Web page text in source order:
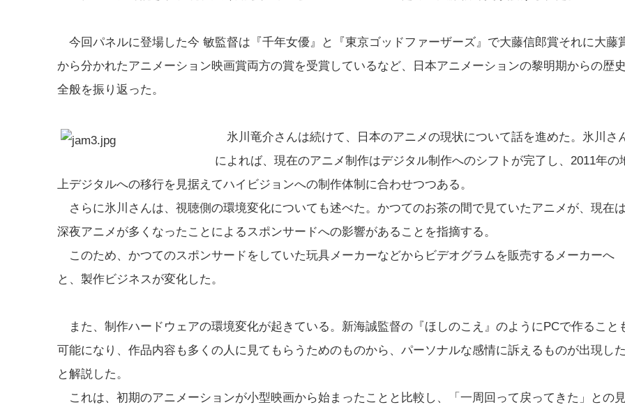
今回パネルに登場した今 敏監督は『千年女優』と『東京ゴッドファーザーズ』で大藤信郎賞それに大藤
から分かれたアニメーション映画賞両方の賞を受賞しているなど、日本アニメーションの黎明期からの歴史
全般を振り返った。
氷川竜介さんは続けて、日本のアニメの現状について話を進めた。氷川さ
によれば、現在のアニメ制作はデジタル制作へのシフトが完了し、2011年の
上デジタルへの移行を見据えてハイビジョンへの制作体制に合わせつつある。
さらに氷川さんは、視聴側の環境変化についても述べた。かつてのお茶の間で見ていたアニメが、現在は
深夜アニメが多くなったことによるスポンサードへの影響があることを指摘する。
このため、かつてのスポンサードをしていた玩具メーカーなどからビデオグラムを販売するメーカーへ
と、製作ビジネスが変化した。
また、制作ハードウェアの環境変化が起きている。新海誠監督の『ほしのこえ』のようにPCで作ること
可能になり、作品内容も多くの人に見てもらうためのものから、パーソナルな感情に訴えるものが出現した
と解説した。
これは、初期のアニメーションが小型映画から始まったことと比較し、「一周回って戻ってきた」との見